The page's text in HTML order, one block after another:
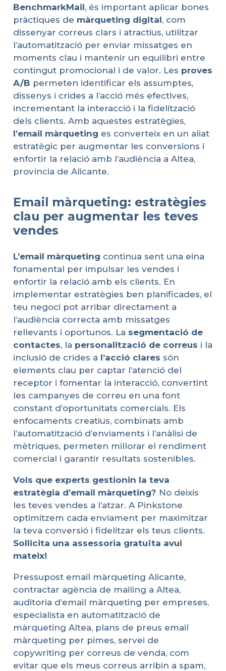
BenchmarkMail, és important aplicar bones
pràctiques de màrqueting digital, com
dissenyar correus clars i atractius, utilitzar
l’automatització per enviar missatges en
moments clau i mantenir un equilibri entre
contingut promocional i de valor. Les proves
A/B permeten identificar els assumptes,
dissenys i crides a l’acció més efectives,
incrementant la interacció i la fidelització
dels clients. Amb aquestes estratègies,
l’email màrqueting es converteix en un aliat
estratègic per augmentar les conversions i
enfortir la relació amb l’audiència a Altea,
província de Alicante.
Email màrqueting: estratègies
clau per augmentar les teves
vendes
L’email màrqueting continua sent una eina
fonamental per impulsar les vendes i
enfortir la relació amb els clients. En
implementar estratègies ben planificades, el
teu negoci pot arribar directament a
l’audiència correcta amb missatges
rellevants i oportunos. La segmentació de
contactes, la personalització de correus i la
inclusió de crides a l’acció clares són
elements clau per captar l’atenció del
receptor i fomentar la interacció, convertint
les campanyes de correu en una font
constant d’oportunitats comercials. Els
enfocaments creatius, combinats amb
l’automatització d’enviaments i l’anàlisi de
mètriques, permeten millorar el rendiment
comercial i garantir resultats sostenibles.
Vols que experts gestionin la teva
estratègia d’email màrqueting? No deixis
les teves vendes a l’atzar. A Pinkstone
optimitzem cada enviament per maximitzar
la teva conversió i fidelitzar els teus clients.
Sollicita una assessoria gratuïta avui
mateix!
Pressupost email màrqueting Alicante,
contractar agència de mailing a Altea,
auditoria d’email màrqueting per empreses,
especialista en automatització de
màrqueting Altea, plans de preus email
màrqueting per pimes, servei de
copywriting per correus de venda, com
evitar que els meus correus arribin a spam,